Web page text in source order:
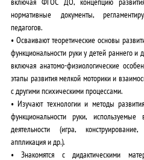
нормативные документы,
педагогов.
• Осваиваюттеоретические основы
функциональности руки у детей раннего и
включая анатомо-физиологические
этапы развития мелкой моторики и
с другими психическими процессами.
• Изучают технологии и методы
функциональности руки,
деятельности (игра,
аппликация и др.).
• Знакомятся сдидактическими